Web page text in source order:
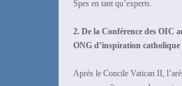
Spes en tant qu’experts.
2. De la Conférence des OIC
ONG d’inspiration catholique
Après le Concile Vatican II,